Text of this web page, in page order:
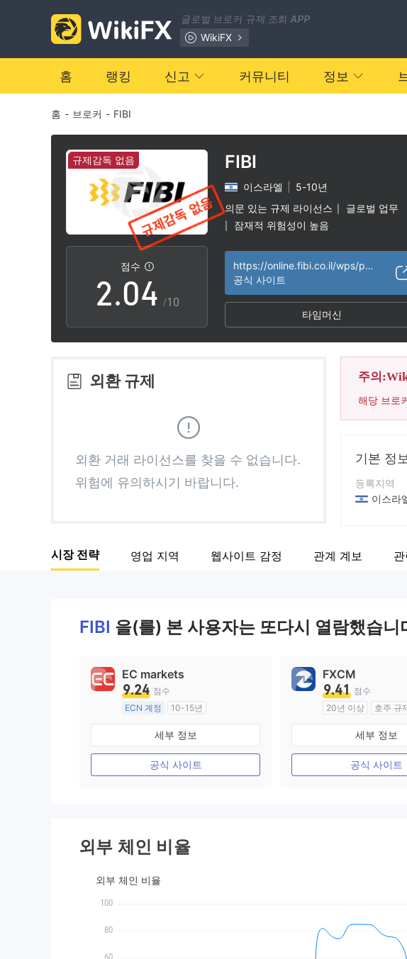
글로벌 브로커 규제 조회 APP
WikiFX
홈 랭킹 신고 커뮤니티 정보
홈 - 브로커 - FIBI
규제감독 없음
점수
0
1
2
3
4
6
7
8
9
.0
1
2
4
5
6
8
9
0
1
2
3
4
5
6
8
9
/10
FIBI
이스라엘
5-10년
의문 있는 규제 라이선스
글로벌 업무
잠재적 위험성이 높음
https://online.fibi.co.il/wps/portal/FibiMenu/HomeEN
공식 사이트
타임머신
외환 규제
외환 거래 라이선스를 찾을 수 없습니다.
위험에 유의하시기 바랍니다.
주의
해당 브로
기본 정보
등록지역
이스라
회사 전체
시장 전략 영업 지역 웹사이트 감정 관계 계보
FIBI 을(를) 본 사용자는 또다시 열람했습니
EC markets
9.24 점수
ECN 계정
10-15년
호주 규제
외환 거래 라이선스 (MM)
마스터 레이블 MT4
세부 정보
공식 사이트
FXCM
9.41 점수
20년 이상
호주 규
외환 거래 라이선스
마스터 레이블 MT4
세부 정보
공식 사이트
외부 체인 비율